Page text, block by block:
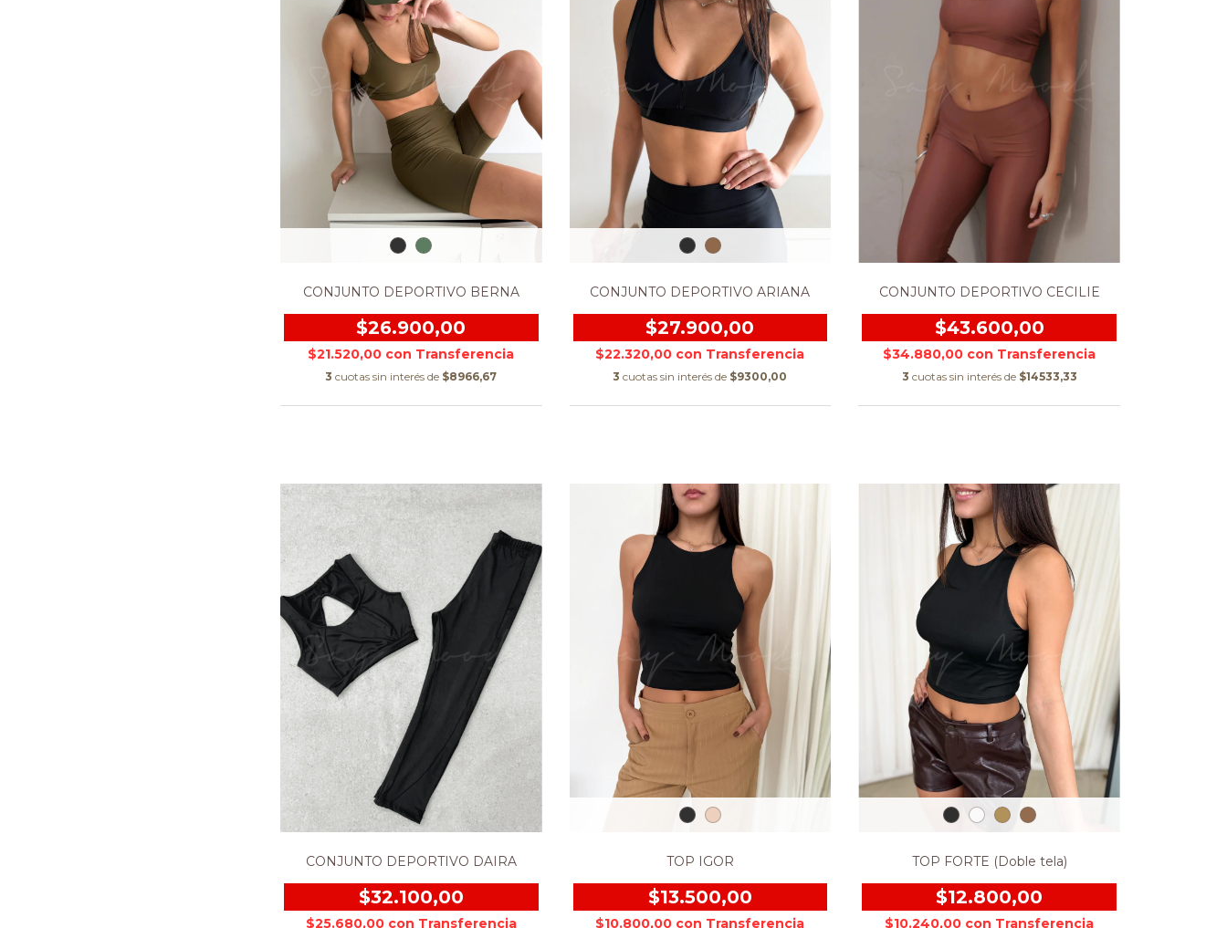
CONJUNTO DEPORTIVO BERNA
$26.900,00
$21.520,00 con
3 cuotas sin interés de $8966,67
CONJUNTO DEPORTIVO ARIANA
$27.900,00
$22.320,00 con
3 cuotas sin interés de $9300,00
CONJUNTO DEPORTIVO CECILIE
$43.600,00
$34.880,00 con
3 cuotas sin interés de $14533,33
CONJUNTO DEPORTIVO DAIRA
$32.100,00
$25.680,00 con
TOP IGOR
$13.500,00
$10.800,00 con
TOP FORTE (Doble tela)
$12.800,00
$10.240,00 con